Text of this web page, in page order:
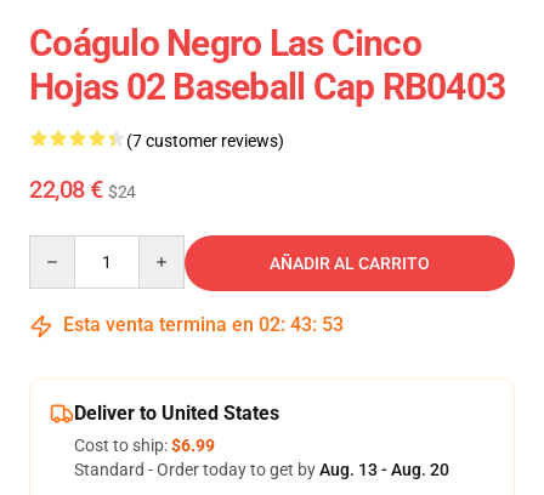
Coágulo Negro Las Cinco
Hojas 02 Baseball Cap RB0403
(7 customer reviews)
22,08 € $24
AÑADIR AL CARRITO
Esta venta termina en 02: 43: 53
Deliver to United States
Cost to ship:$6.99
Standard - Order today to get byAug. 13 - Aug. 20